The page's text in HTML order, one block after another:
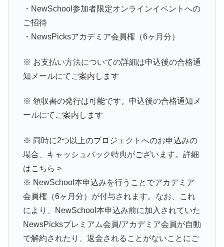
・NewSchool参加者限定オンラインイベントへの
ご招待
・NewsPicksアカデミア会員権（6ヶ月分）
※ お支払い方法についての詳細は申込後の合格通
知メールにてご案内します
※ 領収書の発行は可能です。申込後の合格通知メ
ールにてご案内します
※ 同時に2つ以上のプロジェクトへのお申込みの
場合、キャッシュバック特典がございます。詳細
はこちら >
※ NewSchool本申込みを行うことでアカデミア
会員権（6ヶ月分）が付与されます。なお、これ
により、NewSchool本申込み前に加入されていた
NewsPicksプレミアム会員/アカデミア会員が自動
で解約されたり、返金されることがないことにご